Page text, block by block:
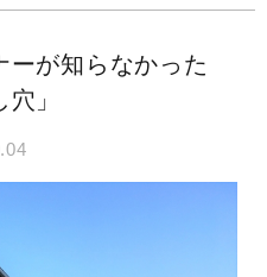
ーが知らなかった
」